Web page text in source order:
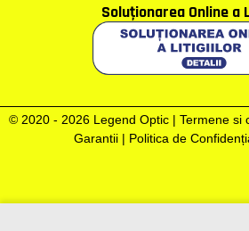
Soluţionarea Online a
© 2020 - 2026 Legend Optic | Termene si
Garantii | Politica de